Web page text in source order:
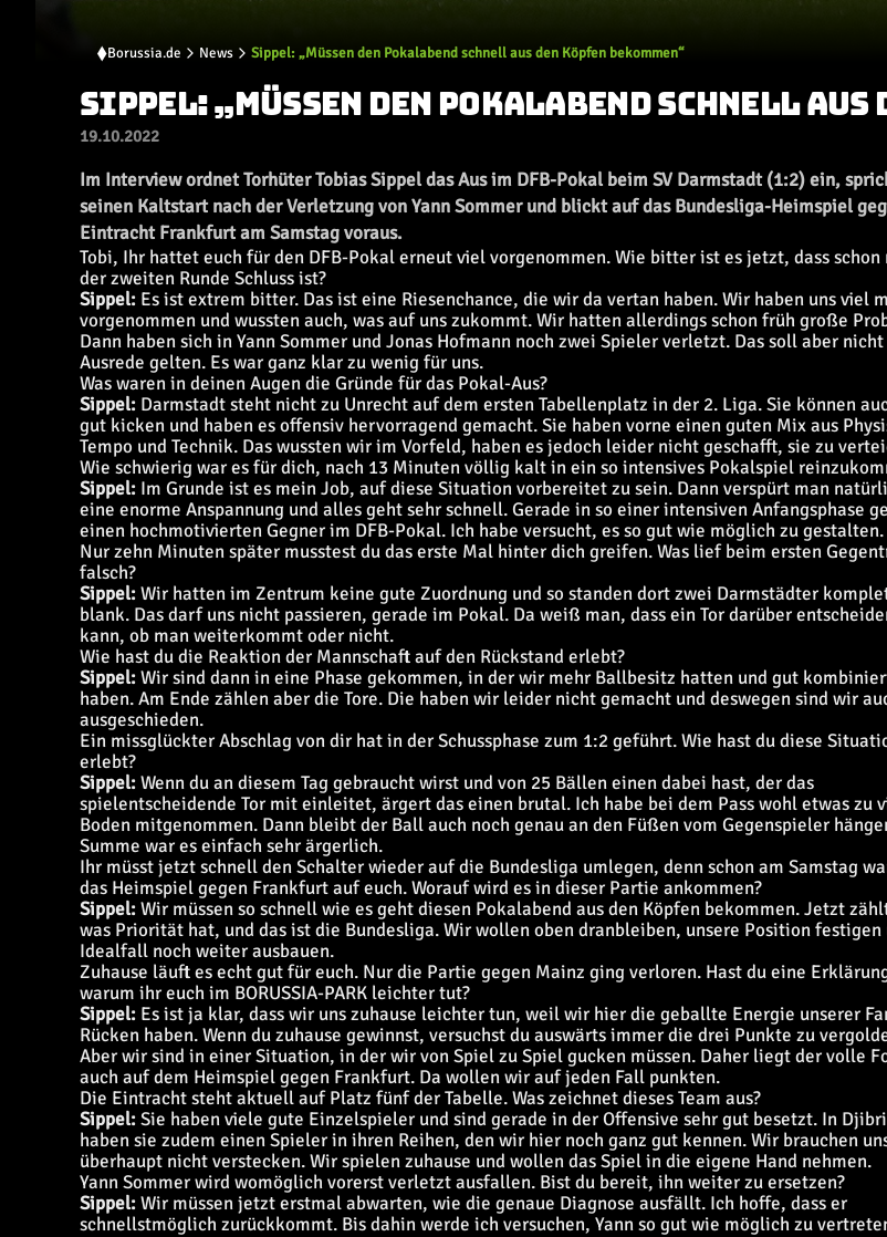
Borussia.de News Sippel: „Müssen den Pokalabend schnell aus den Köpfen bekommen“
SIPPEL: „MÜSSEN DEN POKALABEND SCHNELL AUS
19.10.2022
Im Interview ordnet Torhüter Tobias Sippel das Aus im DFB-Pokal beim SV Darmstadt (1:2) ein,
seinen Kaltstart nach der Verletzung von Yann Sommer und blickt auf das Bundesliga-Heimspiel
Eintracht Frankfurt am Samstag voraus.
Tobi, Ihr hattet euch für den DFB-Pokal erneut viel vorgenommen. Wie bitter ist es jetzt, dass schon
der zweiten Runde Schluss ist?
Sippel: Es ist extrem bitter. Das ist eine Riesenchance, die wir da vertan haben. Wir haben uns viel
vorgenommen und wussten auch, was auf uns zukommt. Wir hatten allerdings schon früh große
Dann haben sich in Yann Sommer und Jonas Hofmann noch zwei Spieler verletzt. Das soll aber
Ausrede gelten. Es war ganz klar zu wenig für uns.
Was waren in deinen Augen die Gründe für das Pokal-Aus?
Sippel: Darmstadt steht nicht zu Unrecht auf dem ersten Tabellenplatz in der 2. Liga. Sie können
gut kicken und haben es offensiv hervorragend gemacht. Sie haben vorne einen guten Mix aus
Tempo und Technik. Das wussten wir im Vorfeld, haben es jedoch leider nicht geschafft, sie zu
Wie schwierig war es für dich, nach 13 Minuten völlig kalt in ein so intensives Pokalspiel
Sippel: Im Grunde ist es mein Job, auf diese Situation vorbereitet zu sein. Dann verspürt man
eine enorme Anspannung und alles geht sehr schnell. Gerade in so einer intensiven Anfangsphase
einen hochmotivierten Gegner im DFB-Pokal. Ich habe versucht, es so gut wie möglich zu gestalten.
Nur zehn Minuten später musstest du das erste Mal hinter dich greifen. Was lief beim ersten
falsch?
Sippel:Wir hatten im Zentrum keine gute Zuordnung und so standen dort zwei Darmstädter
blank. Das darf uns nicht passieren, gerade im Pokal. Da weiß man, dass ein Tor darüber
kann, ob man weiterkommt oder nicht.
Wie hast du die Reaktion der Mannschaft auf den Rückstand erlebt?
Sippel:Wir sind dann in eine Phase gekommen, in der wir mehr Ballbesitz hatten und gut
haben. Am Ende zählen aber die Tore. Die haben wir leider nicht gemacht und deswegen sind wir
ausgeschieden.
Ein missglückter Abschlag von dir hat in der Schussphase zum 1:2 geführt. Wie hast du diese
erlebt?
Sippel:Wenn du an diesem Tag gebraucht wirst und von 25 Bällen einen dabei hast, der das
spielentscheidende Tor mit einleitet, ärgert das einen brutal. Ich habe bei dem Pass wohl etwas zu
Boden mitgenommen. Dann bleibt der Ball auch noch genau an den Füßen vom Gegenspieler
Summe war es einfach sehr ärgerlich.
Ihr müsst jetzt schnell den Schalter wieder auf die Bundesliga umlegen, denn schon am Samstag
das Heimspiel gegen Frankfurt auf euch. Worauf wird es in dieser Partie ankommen?
Sippel:Wir müssen so schnell wie es geht diesen Pokalabend aus den Köpfen bekommen. Jetzt
was Priorität hat, und das ist die Bundesliga. Wir wollen oben dranbleiben, unsere Position festigen
Idealfall noch weiter ausbauen.
Zuhause läuft es echt gut für euch. Nur die Partie gegen Mainz ging verloren. Hast du eine
warum ihr euch im BORUSSIA-PARK leichter tut?
Sippel: Es ist ja klar, dass wir uns zuhause leichter tun, weil wir hier die geballte Energie unserer
Rücken haben. Wenn du zuhause gewinnst, versuchst du auswärts immer die drei Punkte zu
Aber wir sind in einer Situation, in der wir von Spiel zu Spiel gucken müssen. Daher liegt der volle
auch auf dem Heimspiel gegen Frankfurt. Da wollen wir auf jeden Fall punkten.
Die Eintracht steht aktuell auf Platz fünf der Tabelle. Was zeichnet dieses Team aus?
Sippel:Sie haben viele gute Einzelspieler und sind gerade in der Offensive sehr gut besetzt. In
haben sie zudem einen Spieler in ihren Reihen, den wir hier noch ganz gut kennen. Wir brauchen
überhaupt nicht verstecken. Wir spielen zuhause und wollen das Spiel in die eigene Hand nehmen.
Yann Sommer wird womöglich vorerst verletzt ausfallen. Bist du bereit, ihn weiter zu ersetzen?
Sippel:Wir müssen jetzt erstmal abwarten, wie die genaue Diagnose ausfällt. Ich hoffe, dass er
schnellstmöglich zurückkommt. Bis dahin werde ich versuchen, Yann so gut wie möglich zu